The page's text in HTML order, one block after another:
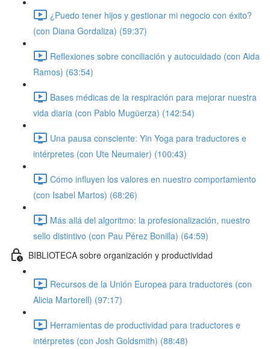
¿Puedo tener hijos y gestionar mi negocio con éxito?
(con Diana Gordaliza) (59:37)
Reflexiones sobre conciliación y autocuidado (con Aida
Ramos) (63:54)
Bases médicas de la respiración para mejorar nuestra
vida diaria (con Pablo Mugüerza) (142:54)
Una pausa consciente: Yin Yoga para traductores e
intérpretes (con Ute Neumaier) (100:43)
Cómo influyen los valores en nuestro comportamiento
(con Isabel Martos) (68:26)
Más allá del algoritmo: la profesionalización, nuestro
sello distintivo (con Pau Pérez Bonilla) (64:59)
BIBLIOTECA sobre organización y productividad
Recursos de la Unión Europea para traductores (con
Alicia Martorell) (97:17)
Herramientas de productividad para traductores e
intérpretes (con Josh Goldsmith) (88:48)